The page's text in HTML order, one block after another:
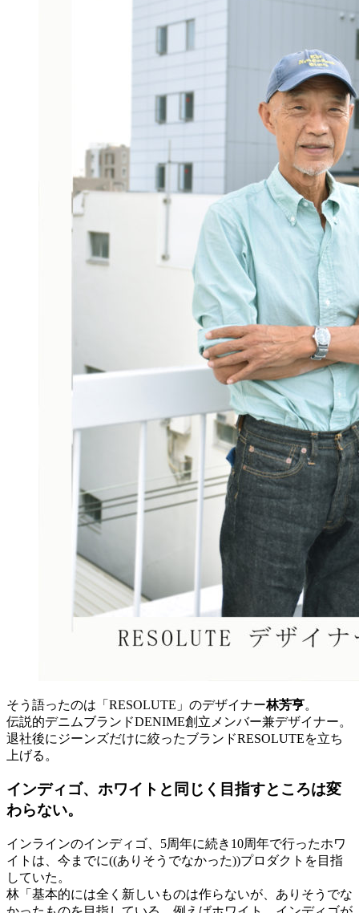
そう語ったのは「RESOLUTE」のデザイナー林芳亨。
伝説的デニムブランドDENIME創立メンバー兼デザイナー。
退社後にジーンズだけに絞ったブランドRESOLUTEを立ち
上げる。
インディゴ、ホワイトと同じく目指すところは変
わらない。
インラインのインディゴ、5周年に続き10周年で行ったホワ
イトは、今までに((ありそうでなかった))プロダクトを目指
していた。
林「基本的には全く新しいものは作らないが、ありそうでな